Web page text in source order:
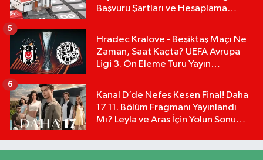
Başvuru Şartları ve Hesaplama
Hradec Kralove - Beşiktaş Maçı Ne
Zaman, Saat Kaçta? UEFA Avrupa
Ligi 3. Ön Eleme Turu Yayın
5
Kanal D’de Nefes Kesen Final! Daha
17 11. Bölüm Fragmanı Yayınlandı
Mı? Leyla ve Aras İçin Yolun Sonu
6